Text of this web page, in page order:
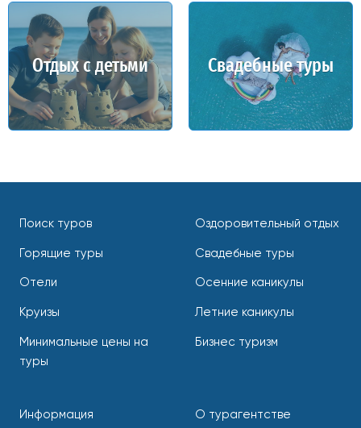
Отдых с детьми Свадебные туры
Поиск туров
Горящие туры
Отели
Круизы
Минимальные цены на
туры
Оздоровительный отдых
Свадебные туры
Осенние каникулы
Летние каникулы
Бизнес туризм
Информация О турагентстве